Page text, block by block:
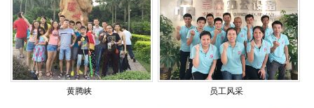
黄腾峡 员工风采